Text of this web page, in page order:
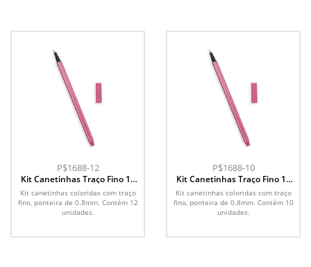
P$1688-12
Kit Canetinhas Traço Fino 12
cores
Kit canetinhas coloridas com traço
fino, ponteira de 0.8mm. Contém 12
unidades.
P$1688-10
Kit Canetinhas Traço Fino 10
cores
Kit canetinhas coloridas com traço
fino, ponteira de 0.8mm. Contém 10
unidades.